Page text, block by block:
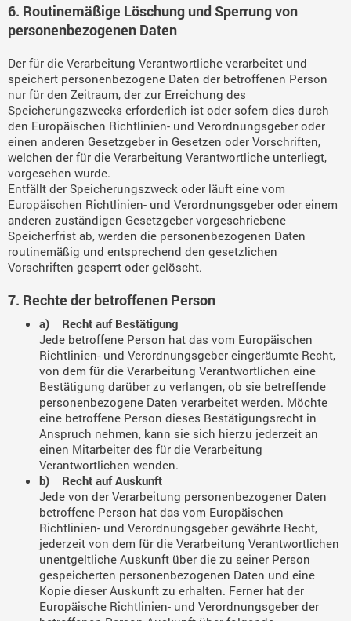
6. Routinemäßige Löschung und Sperrung von
personenbezogenen Daten
Der für die Verarbeitung Verantwortliche verarbeitet und
speichert personenbezogene Daten der betroffenen Person
nur für den Zeitraum, der zur Erreichung des
Speicherungszwecks erforderlich ist oder sofern dies durch
den Europäischen Richtlinien- und Verordnungsgeber oder
einen anderen Gesetzgeber in Gesetzen oder Vorschriften,
welchen der für die Verarbeitung Verantwortliche unterliegt,
vorgesehen wurde.
Entfällt der Speicherungszweck oder läuft eine vom
Europäischen Richtlinien- und Verordnungsgeber oder einem
anderen zuständigen Gesetzgeber vorgeschriebene
Speicherfrist ab, werden die personenbezogenen Daten
routinemäßig und entsprechend den gesetzlichen
Vorschriften gesperrt oder gelöscht.
7. Rechte der betroffenen Person
a) Recht auf Bestätigung
Jede betroffene Person hat das vom Europäischen
Richtlinien- und Verordnungsgeber eingeräumte Recht,
von dem für die Verarbeitung Verantwortlichen eine
Bestätigung darüber zu verlangen, ob sie betreffende
personenbezogene Daten verarbeitet werden. Möchte
eine betroffene Person dieses Bestätigungsrecht in
Anspruch nehmen, kann sie sich hierzu jederzeit an
einen Mitarbeiter des für die Verarbeitung
Verantwortlichen wenden.
b) Recht auf Auskunft
Jede von der Verarbeitung personenbezogener Daten
betroffene Person hat das vom Europäischen
Richtlinien- und Verordnungsgeber gewährte Recht,
jederzeit von dem für die Verarbeitung Verantwortlichen
unentgeltliche Auskunft über die zu seiner Person
gespeicherten personenbezogenen Daten und eine
Kopie dieser Auskunft zu erhalten. Ferner hat der
Europäische Richtlinien- und Verordnungsgeber der